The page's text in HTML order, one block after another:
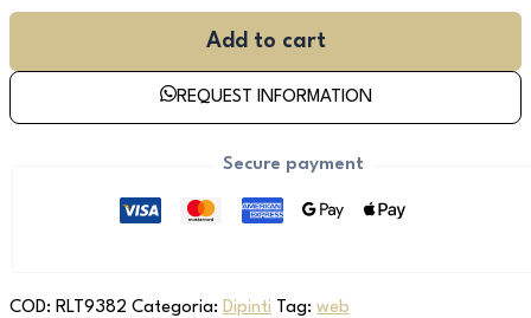
Add to cart
REQUEST INFORMATION
Secure payment
COD: RLT9382 Categoria: Dipinti Tag: web